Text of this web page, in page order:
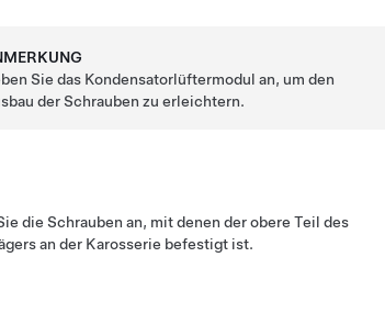
Sie das Kondensatorlüftermodul an, um den
der Schrauben zu erleichtern.
die Schrauben an, mit denen der obere Teil des
an der Karosserie befestigt ist.